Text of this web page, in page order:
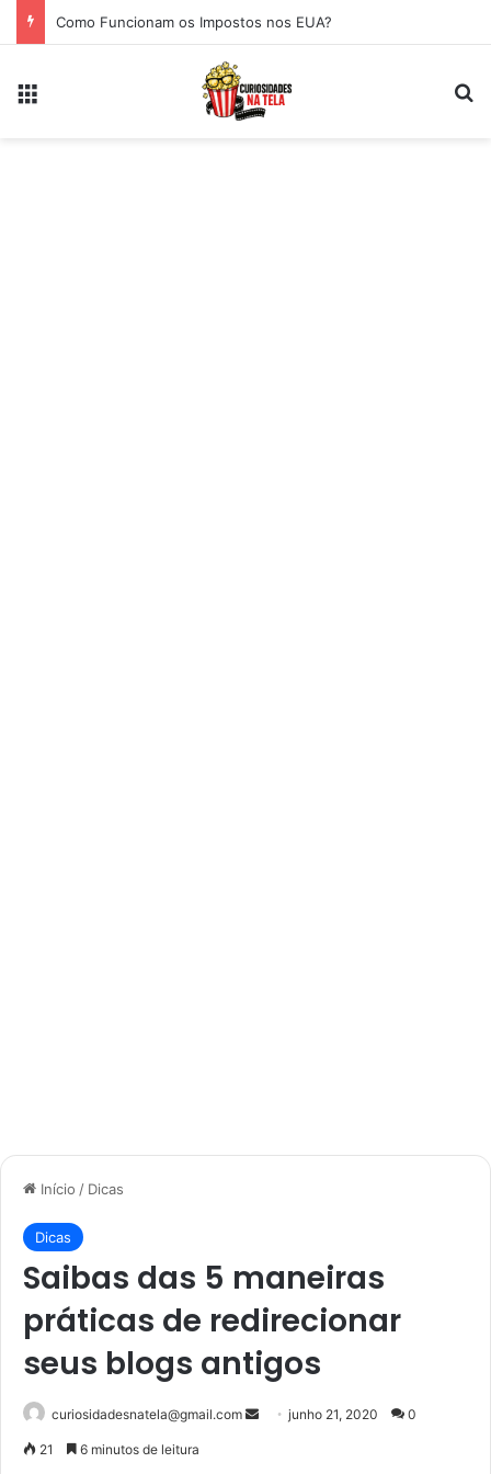
Como Funcionam os Impostos nos EUA?
Início / Dicas
Dicas
Saibas das 5 maneiras
práticas de redirecionar
seus blogs antigos
curiosidadesnatela@gmail.com
Mandejunho 21, 2020 0
21 6 minutos de leitura